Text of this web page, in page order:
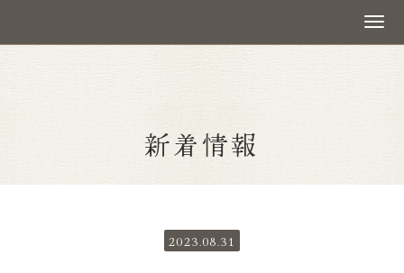
新着情報
2023.08.31